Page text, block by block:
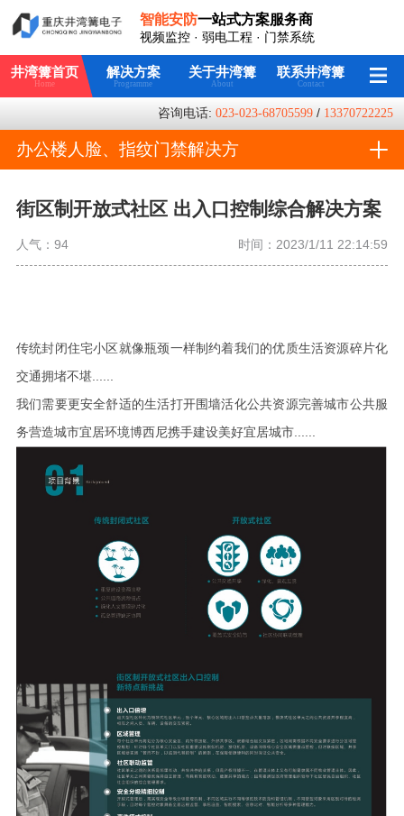
智能安防一站式方案服务商
视频监控 · 弱电工程 · 门禁系统
井湾篝首页
Home
解决方案
Programme
关于井湾篝
About
联系井湾篝
Contact
咨询电话:023-023-68705599 / 13370722225
办公楼人脸、指纹门禁解决方
街区制开放式社区 出入口控制综合解决方案
人气： 94 时间：2023/1/11 22:14:59
传统封闭住宅小区就像瓶颈一样制约着我们的优质生活资源碎片化
交通拥堵不堪......
我们需要更安全舒适的生活打开围墙活化公共资源完善城市公共服
务营造城市宜居环境博西尼携手建设美好宜居城市......